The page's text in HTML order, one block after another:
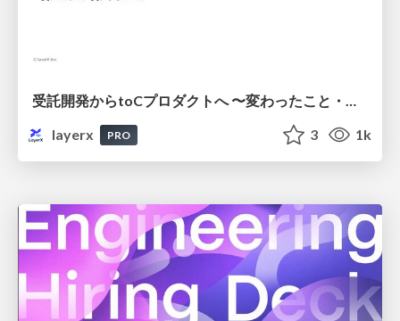
layerx
PRO 3 1k